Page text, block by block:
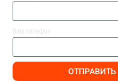
Ваш телефон
ОТПРАВИТЬ